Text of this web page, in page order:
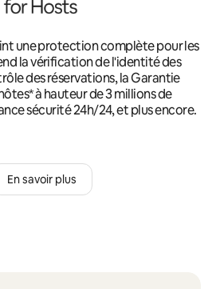
une protection complète pour les
la vérification de l'identité des
des réservations, la Garantie
à hauteur de 3 millions de
sécurité 24h/24, et plus encore.
En savoir plus